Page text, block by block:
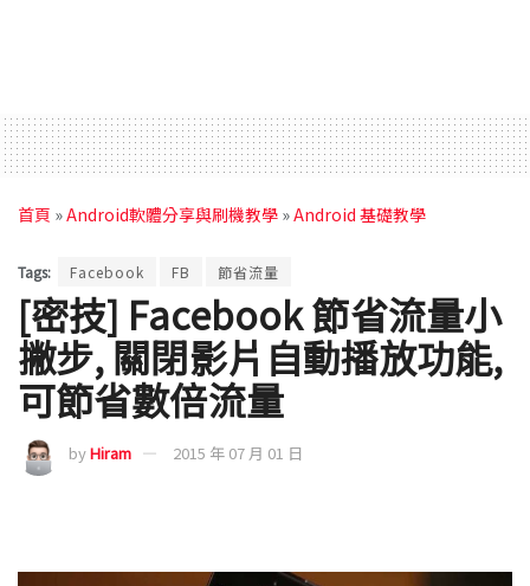
首頁 »Android軟體分享與刷機教學 »Android 基礎教學
Tags: Facebook FB 節省流量
[密技] Facebook 節省流量小
撇步, 關閉影片自動播放功能,
可節省數倍流量
byHiram 2015 年 07 月 01 日